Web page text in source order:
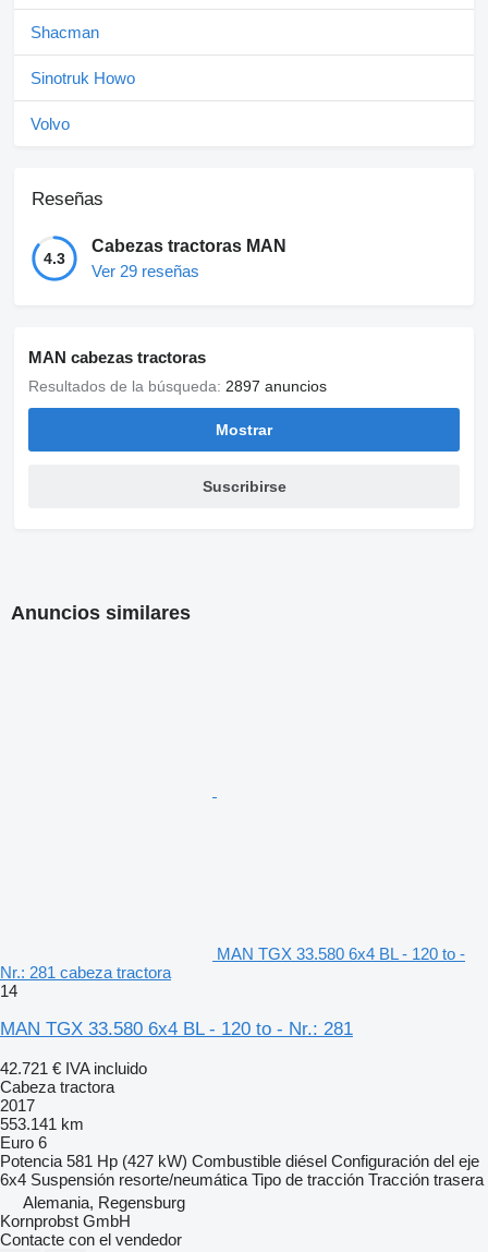
Shacman
Sinotruk Howo
Volvo
Reseñas
4.3
Cabezas tractoras MAN
Ver 29 reseñas
MAN cabezas tractoras
Resultados de la búsqueda: 2897 anuncios
Mostrar
Suscribirse
Anuncios similares
MAN TGX 33.580 6x4 BL - 120 to -
Nr.: 281 cabeza tractora
14
MAN TGX 33.580 6x4 BL - 120 to - Nr.: 281
42.721 € IVA incluido
Cabeza tractora
2017
553.141 km
Euro 6
Potencia 581 Hp (427 kW) Combustible diésel Configuración del eje
6x4 Suspensión resorte/neumática Tipo de tracción Tracción trasera
Alemania, Regensburg
Kornprobst GmbH
Contacte con el vendedor